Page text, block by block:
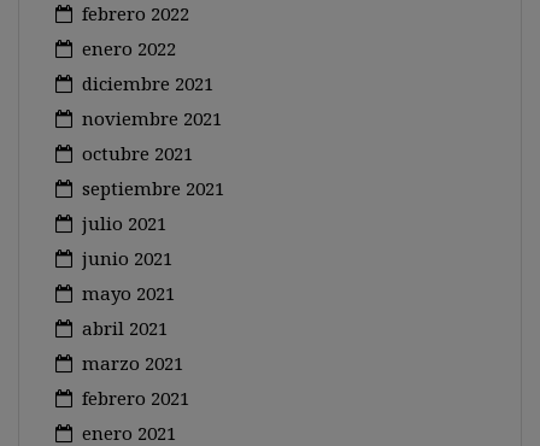
febrero 2022
enero 2022
diciembre 2021
noviembre 2021
octubre 2021
septiembre 2021
julio 2021
junio 2021
mayo 2021
abril 2021
marzo 2021
febrero 2021
enero 2021